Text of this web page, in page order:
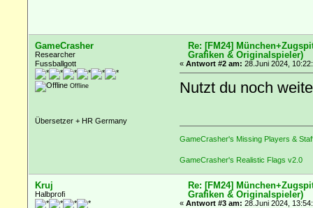
GameCrasher
Researcher
Fussballgott
Offline
Übersetzer + HR Germany
Re: [FM24]
Grafiken & Originalspieler)
« Antwort #2 am: 28.Juni 2024,
Nutzt du noch
GameCrasher's Missing Players &
GameCrasher's Realistic Flags v2.0
Kruj
Halbprofi
Re: [FM24]
Grafiken & Originalspieler)
« Antwort #3 am: 28.Juni 2024,